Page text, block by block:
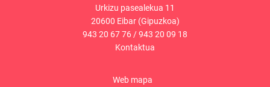
Urkizu pasealekua 11
20600 Eibar (Gipuzkoa)
943 20 67 76 /943 20 09 18
Kontaktua
Web mapa